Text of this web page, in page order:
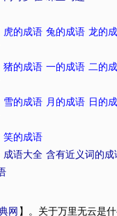
虎的成语 兔的成语 龙的
猪的成语 一的成语 二的
雪的成语 月的成语 日的
笑的成语
成语大全 含有近义词的成
网 】。关于万里无云是